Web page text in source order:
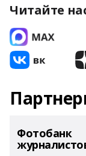
Читайте
Фотобанк